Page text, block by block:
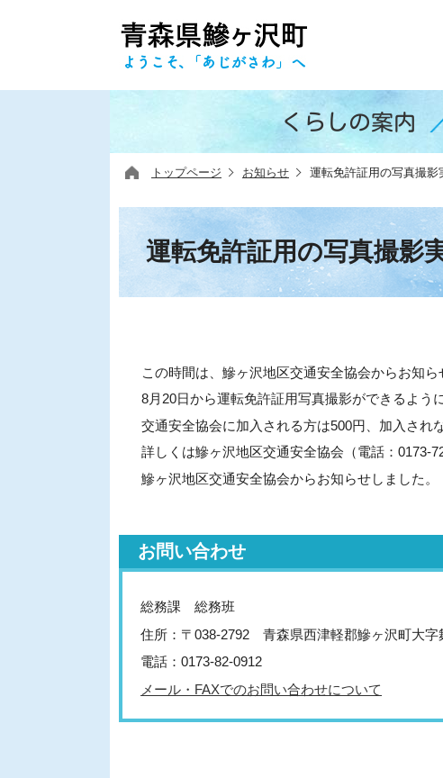
くらしの案内
トップページ お知らせ 運転免許証用の写真撮影
運転免許証用の写真撮影
この時間は、鰺ヶ沢地区交通安全協会からお知ら
8月20日から運転免許証用写真撮影ができるよう
交通安全協会に加入される方は500円、加入され
詳しくは鰺ヶ沢地区交通安全協会（電話：0173-
鰺ヶ沢地区交通安全協会からお知らせしました。
お問い合わせ
総務課 総務班
住所：〒038-2792 青森県西津軽郡鰺ヶ沢町大字
電話：0173-82-0912
メール・FAXでのお問い合わせについて